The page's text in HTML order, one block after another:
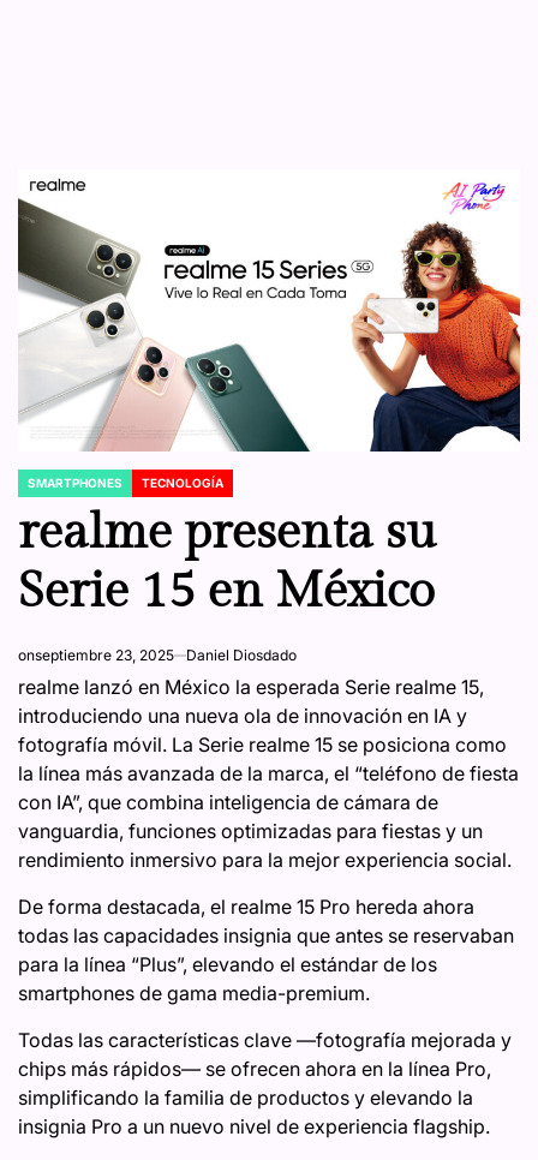
POSTED
SMARTPHONES TECNOLOGÍA
realme presenta su
Serie 15 en México
onseptiembre 23, 2025 Daniel Diosdado
realme lanzó en México la esperada Serie realme 15,
introduciendo una nueva ola de innovación en IA y
fotografía móvil. La Serie realme 15 se posiciona como
la línea más avanzada de la marca, el “teléfono de fiesta
con IA”, que combina inteligencia de cámara de
vanguardia, funciones optimizadas para fiestas y un
rendimiento inmersivo para la mejor experiencia social.
De forma destacada, el realme 15 Pro hereda ahora
todas las capacidades insignia que antes se reservaban
para la línea “Plus”, elevando el estándar de los
smartphones de gama media-premium.
Todas las características clave —fotografía mejorada y
chips más rápidos— se ofrecen ahora en la línea Pro,
simplificando la familia de productos y elevando la
insignia Pro a un nuevo nivel de experiencia flagship.